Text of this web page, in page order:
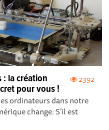
2392
la création
pour vous !
ordinateurs dans notre
change. S’il est